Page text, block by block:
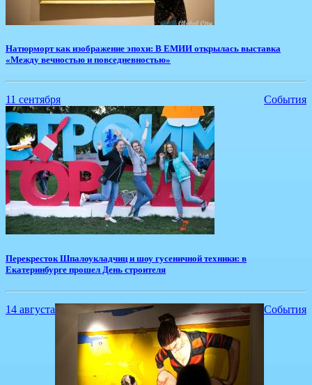
Натюрморт как изображение эпохи: В ЕМИИ открылась выставка
«Между вечностью и повседневностью»
11 сентября События
Перекресток Шпалоукладчиц и шоу гусеничной техники: в
Екатеринбурге прошел День строителя
14 августа События